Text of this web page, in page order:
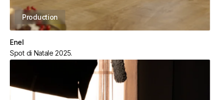
Production
Enel
Spot di Natale 2025.